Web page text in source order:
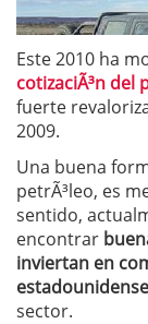
Este 2010 ha
cotizaciÃ³n del
fuerte
2009.
Una buena
petrÃ³leo, es
sentido,
encontrar
inviertan en
estadounidense
sector.